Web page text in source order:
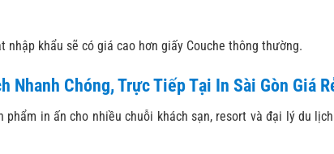
nhập khẩu sẽ có giá cao hơn giấy Couche thông thường.
Nhanh Chóng, Trực Tiếp Tại In Sài Gòn Giá
in ấn cho nhiều chuỗi khách sạn, resort và đại lý du lịch